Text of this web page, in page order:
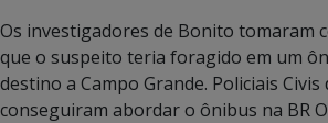
Os investigadores de Bonito tomaram
que o suspeito teria foragido em um
destino a Campo Grande. Policiais Civis
conseguiram abordar o ônibus na BR